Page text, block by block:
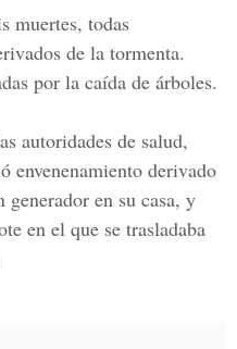
muertes, todas
de la tormenta.
por la caída de árboles.
autoridades de salud,
envenenamiento derivado
en su casa, y
en el que se trasladaba